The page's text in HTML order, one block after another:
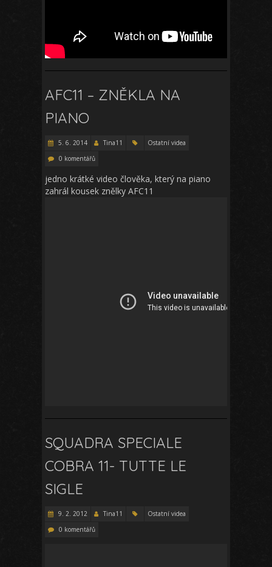
AFC11 – ZNĚKLA NA
PIANO
5. 6. 2014 Tina11
Ostatní videa
0 komentářů
jedno krátké video člověka, který na piano
zahrál kousek znělky AFC11
SQUADRA SPECIALE
COBRA 11- TUTTE LE
SIGLE
9. 2. 2012 Tina11
Ostatní videa
0 komentářů